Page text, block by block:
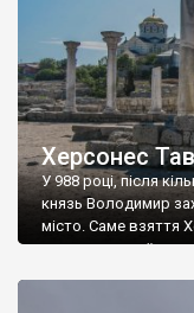
Херсонес
У 988 році, після
князь Володимир
місто. Саме взяття
диктувати свої
Херсонесі